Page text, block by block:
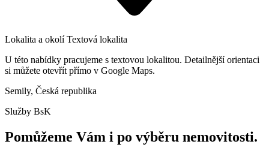
Lokalita a okolí Textová lokalita
U této nabídky pracujeme s textovou lokalitou. Detailnější orientaci
si můžete otevřít přímo v Google Maps.
Semily, Česká republika
Služby BsK
Pomůžeme Vám i po výběru nemovitosti.